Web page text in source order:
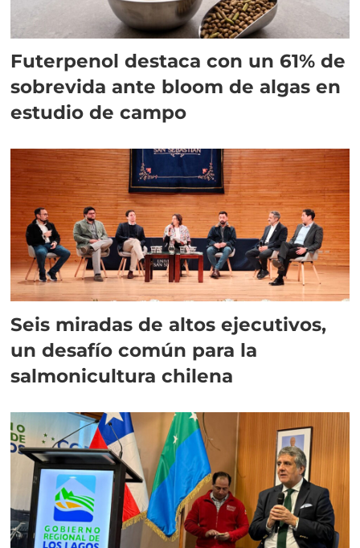
Futerpenol destaca con un 61% de
sobrevida ante bloom de algas en
estudio de campo
Seis miradas de altos ejecutivos,
un desafío común para la
salmonicultura chilena